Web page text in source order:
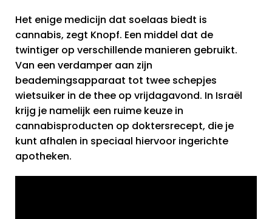
Het enige medicijn dat soelaas biedt is
cannabis, zegt Knopf. Een middel dat de
twintiger op verschillende manieren gebruikt.
Van een verdamper aan zijn
beademingsapparaat tot twee schepjes
wietsuiker in de thee op vrijdagavond. In Israël
krijg je namelijk een ruime keuze in
cannabisproducten op doktersrecept, die je
kunt afhalen in speciaal hiervoor ingerichte
apotheken.